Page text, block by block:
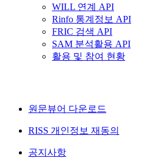
WILL 연계 API
Rinfo 통계정보 API
FRIC 검색 API
SAM 분석활용 API
활용 및 참여 현황
원문뷰어 다운로드
RISS 개인정보 재동의
공지사항